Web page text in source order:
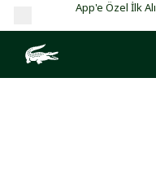
App'e Özel İlk